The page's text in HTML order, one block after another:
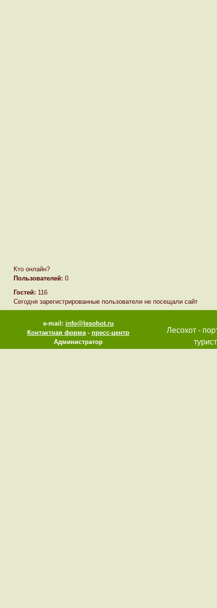
Кто онлайн?
Пользователей: 0
Гостей: 116
Сегодня зарегистрированные пользователи не посещали сайт
e-mail: info@lesohot.ru
Контактная форма-пресс-центр
Администратор
Лесохот -